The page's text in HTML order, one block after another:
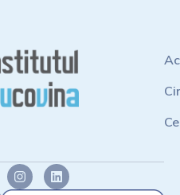
I
n
L
i